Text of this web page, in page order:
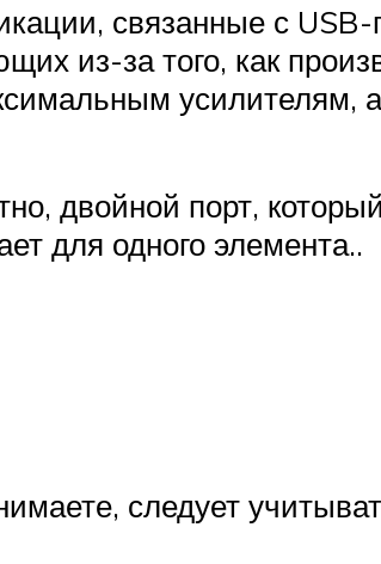
связанные с
из-за того, как
двойной порт,
для одного элемента..
следует